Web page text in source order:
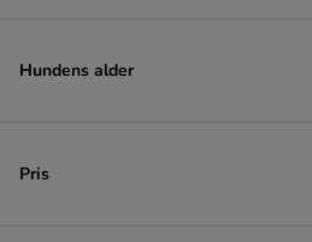
Hundens alder
Pris